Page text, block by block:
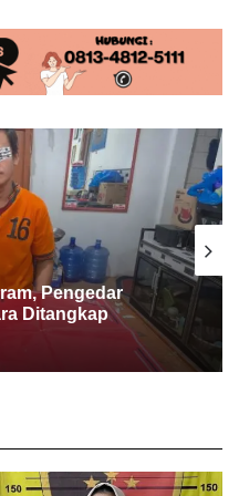
Barito Utara
di Lanjas